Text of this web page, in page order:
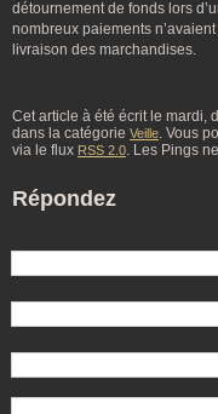
détournement de fonds lors
nombreux paiements
livraison des marchandises.
Cet article à été écrit le mardi,
dans la catégorie Veille. Vous
via le flux RSS 2.0. Les Pings
Répondez